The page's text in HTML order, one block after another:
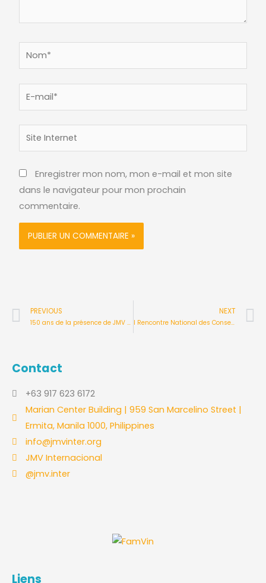
Nom*
Site
Internet
Enregistrer mon nom, mon e-mail et mon site
dans le navigateur pour mon prochain
commentaire.
Précédent
PREVIOUS
150 ans de la présence de JMV Brésil
NEXT
I Rencontre National des Conseillers
Contact
+63 917 623 6172
Marian Center Building | 959 San Marcelino Street |
Ermita, Manila 1000, Philippines
info@jmvinter.org
JMV Internacional
@jmv.inter
Liens